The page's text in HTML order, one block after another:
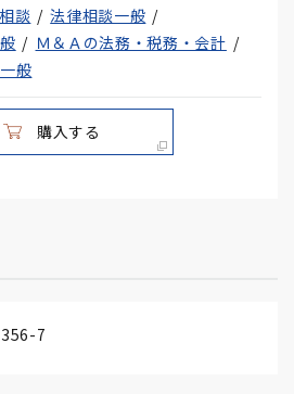
談
法律相談一般
Ｍ＆Ａの法務・税務・会計
般
購入する
7